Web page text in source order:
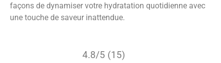
façons de dynamiser votre hydratation quotidienne avec
une touche de saveur inattendue.
4.8/5 (15)